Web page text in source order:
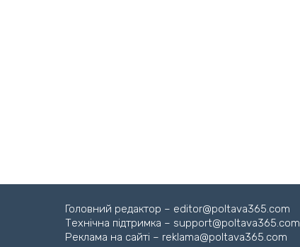
Головний редактор – editor@poltava365.com
Технічна підтримка – support@poltava365.com
Реклама на сайті – reklama@poltava365.com